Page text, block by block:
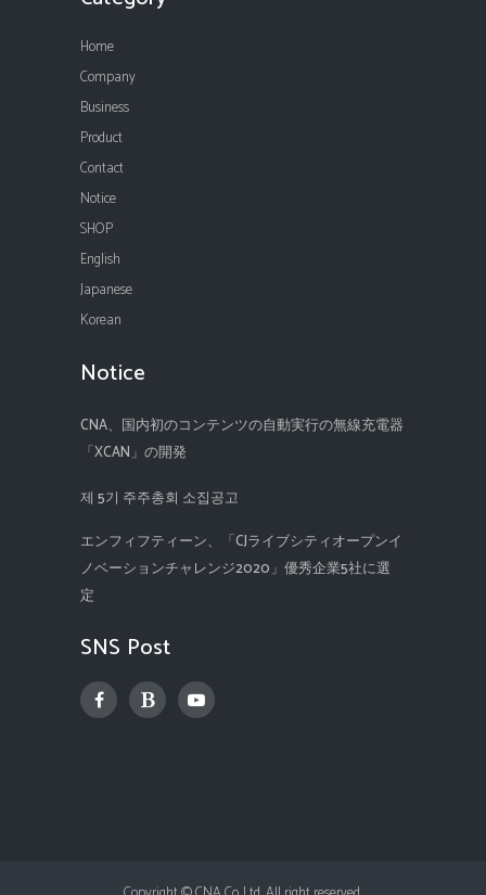
Home
Company
Business
Product
Contact
Notice
SHOP
English
Japanese
Korean
Notice
CNA、国内初のコンテンツの自動実行の無線充電器
「XCAN」の開発
제 5기 주주총회 소집공고
エンフィフティーン、「CJライブシティオープンイ
ノベーションチャレンジ2020」優秀企業5社に選
定
SNS Post